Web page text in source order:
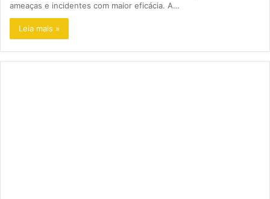
ameaças e incidentes com maior eficácia. A…
Leia mais »